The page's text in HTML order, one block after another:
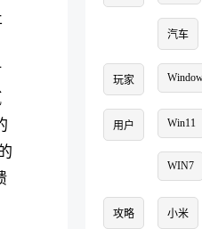
汽车
玩家
用户 Win11
WIN7
攻略 小米